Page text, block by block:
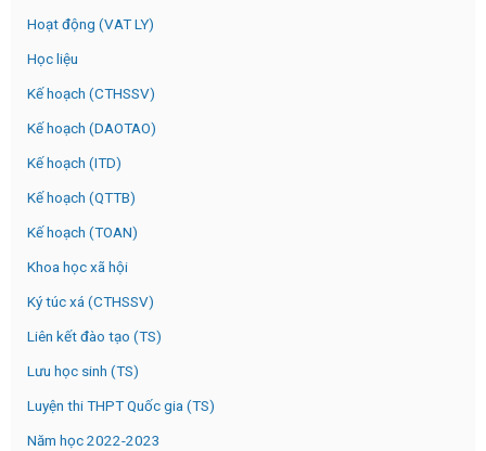
Hoạt động (VAT LY)
Học liệu
Kế hoạch (CTHSSV)
Kế hoạch (DAOTAO)
Kế hoạch (ITD)
Kế hoạch (QTTB)
Kế hoạch (TOAN)
Khoa học xã hội
Ký túc xá (CTHSSV)
Liên kết đào tạo (TS)
Lưu học sinh (TS)
Luyện thi THPT Quốc gia (TS)
Năm học 2022-2023